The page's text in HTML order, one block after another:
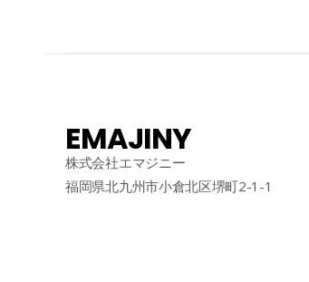
EMAJINY
株式会社エマジニー
福岡県北九州市小倉北区堺町2-1-1